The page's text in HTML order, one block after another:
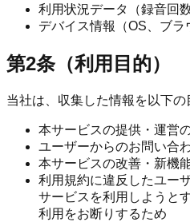
利用状況データ（録音回
デバイス情報（OS、ブラ
第2条（利用目的）
当社は、収集した情報を以下の
本サービスの提供・運営
ユーザーからのお問い合
本サービスの改善・新機
利用規約に違反したユー
サービスを利用しようと
利用をお断りするため